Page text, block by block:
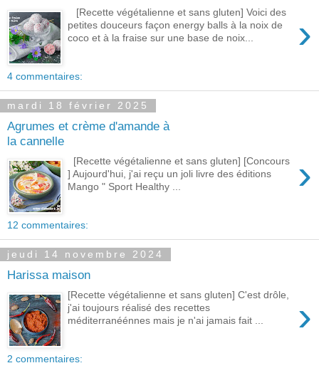
›
[Recette végétalienne et sans gluten] Voici des
petites douceurs façon energy balls à la noix de
coco et à la fraise sur une base de noix...
4 commentaires:
mardi 18 février 2025
Agrumes et crème d'amande à
la cannelle
›
[Recette végétalienne et sans gluten] [Concours
] Aujourd'hui, j'ai reçu un joli livre des éditions
Mango " Sport Healthy ...
12 commentaires:
jeudi 14 novembre 2024
Harissa maison
›
[Recette végétalienne et sans gluten] C'est drôle,
j'ai toujours réalisé des recettes
méditerranéénnes mais je n'ai jamais fait ...
2 commentaires: